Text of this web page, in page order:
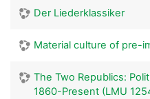
Der Liederklassiker
Material culture of pre-
The Two Republics:
1860-Present (LMU